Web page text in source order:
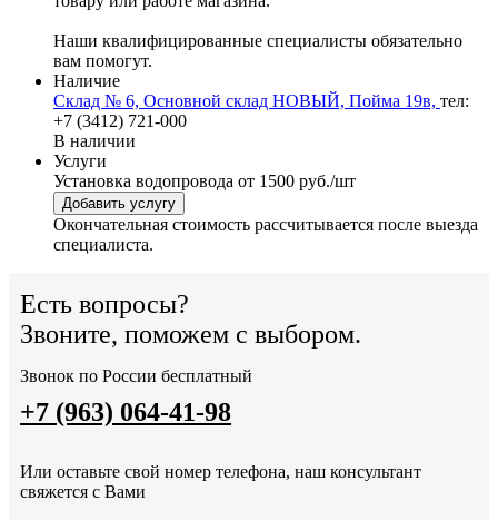
Наши квалифицированные специалисты обязательно
вам помогут.
Наличие
Склад № 6, Основной склад НОВЫЙ, Пойма 19в, тел:
+7 (3412) 721-000
В наличии
Услуги
Установка водопровода от 1500 руб./шт
Добавить услугу
Окончательная стоимость рассчитывается после выезда
специалиста.
Есть вопросы?
Звоните, поможем с выбором.
Звонок по России бесплатный
+7 (963) 064-41-98
Или оставьте свой номер телефона, наш консультант
свяжется с Вами